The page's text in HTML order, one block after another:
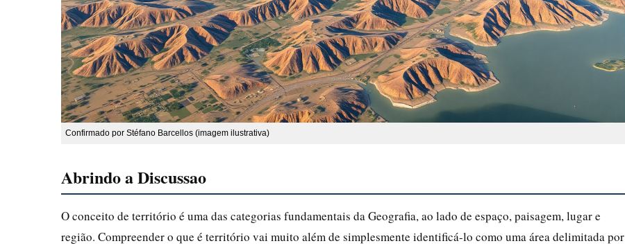
Confirmado por Stéfano Barcellos (imagem ilustrativa)
Abrindo a Discussao
O conceito de território é uma das categorias fundamentais da Geografia, ao lado de espaço, paisagem, lugar e
região. Compreender o que é território vai muito além de simplesmente identificá-lo como uma área delimitada por